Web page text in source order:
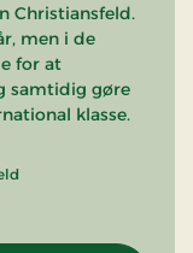
Christiansfeld.
men i de
for at
samtidig gøre
klasse.